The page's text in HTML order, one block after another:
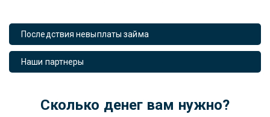
Последствия невыплаты займа
Наши партнеры
Сколько денег вам нужно?